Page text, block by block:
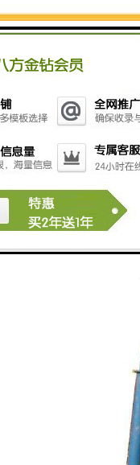
5、与生活污水类